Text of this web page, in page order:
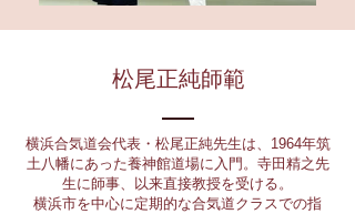
松尾正純師範
横浜合気道会代表・松尾正純先生は、1964年筑
土八幡にあった養神館道場に入門。寺田精之先
生に師事、以来直接教授を受ける。
横浜市を中心に定期的な合気道クラスでの指